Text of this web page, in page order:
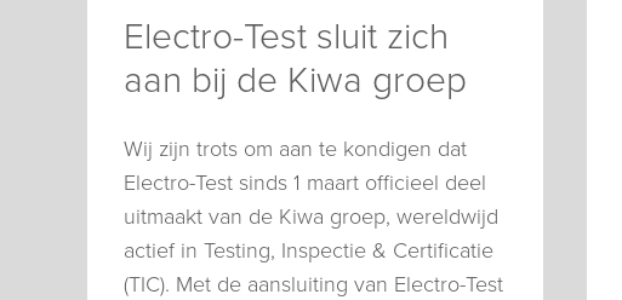
Electro-Test sluit zich
aan bij de Kiwa groep
Wij zijn trots om aan te kondigen dat
Electro-Test sinds 1 maart officieel deel
uitmaakt van de Kiwa groep, wereldwijd
actief in Testing, Inspectie & Certificatie
(TIC). Met de aansluiting van Electro-Test